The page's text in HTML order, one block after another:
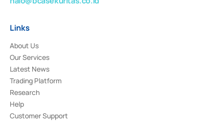
Links
About Us
Our Services
Latest News
Trading Platform
Research
Help
Customer Support